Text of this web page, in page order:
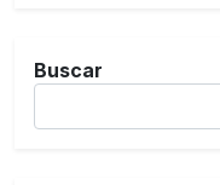
Buscar